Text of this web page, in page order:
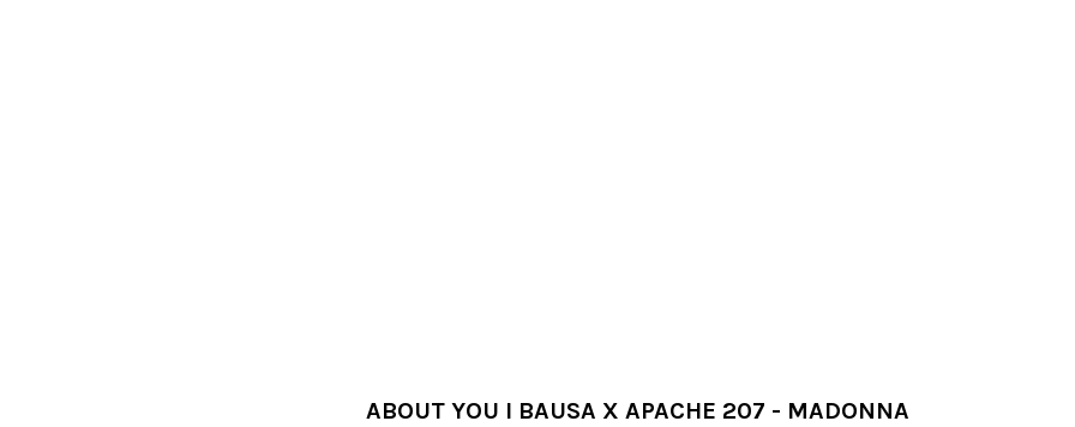
ABOUT YOU I BAUSA X APACHE 207 - MADONNA